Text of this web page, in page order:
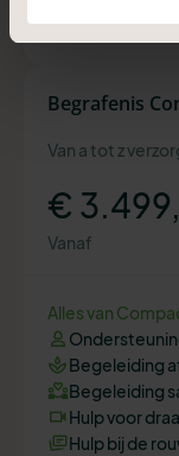
Begrafenis
Van a tot z
€
Vanaf
Alles van
Begeleiding
Begeleiding
Hulp voor
Hulp bij de